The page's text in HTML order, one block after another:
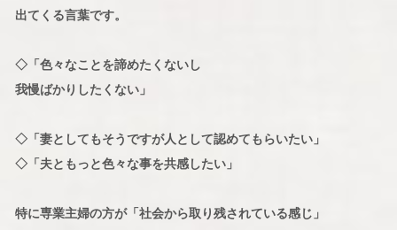
出てくる言葉です。
◇「色々なことを諦めたくないし
我慢ばかりしたくない」
◇「妻としてもそうですが人として認めてもらいたい」
◇「夫ともっと色々な事を共感したい」
特に専業主婦の方が「社会から取り残されている感じ」